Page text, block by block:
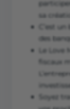
sa
C’est
des
Le
fiscaux
Soyez